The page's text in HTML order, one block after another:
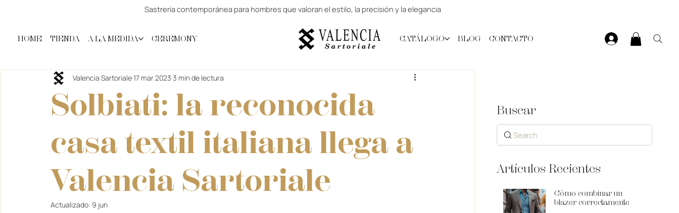
Sastrería contemporánea para hombres que valoran el estilo, la precisión y la elegancia
HOME TIENDA A LA MEDIDA CEREMONY CATÁLOGO BLOG CONTACTO
Solbiati: la reconocida
casa textil italiana llega a
Valencia Sartoriale
Valencia Sartoriale17 mar 2023 3 min de lectura
Actualizado: 9 jun
Buscar
Search
Artículos Recientes
Cómo combinar un
blazer correctamente